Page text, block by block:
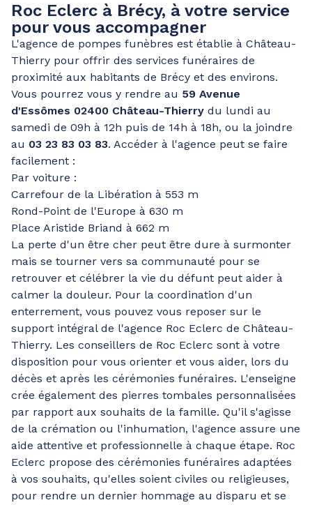
Roc Eclerc à Brécy, à votre service
pour vous accompagner
L'agence de pompes funèbres est établie à Château-
Thierry pour offrir des services funéraires de
proximité aux habitants de Brécy et des environs.
Vous pourrez vous y rendre au 59 Avenue
d'Essômes 02400 Château-Thierry du lundi au
samedi de 09h à 12h puis de 14h à 18h, ou la joindre
au 03 23 83 03 83. Accéder à l'agence peut se faire
facilement :
Par voiture :
Carrefour de la Libération à 553 m
Rond-Point de l'Europe à 630 m
Place Aristide Briand à 662 m
La perte d'un être cher peut être dure à surmonter
mais se tourner vers sa communauté pour se
retrouver et célébrer la vie du défunt peut aider à
calmer la douleur. Pour la coordination d'un
enterrement, vous pouvez vous reposer sur le
support intégral de l'agence Roc Eclerc de Château-
Thierry. Les conseillers de Roc Eclerc sont à votre
disposition pour vous orienter et vous aider, lors du
décès et après les cérémonies funéraires. L'enseigne
crée également des pierres tombales personnalisées
par rapport aux souhaits de la famille. Qu'il s'agisse
de la crémation ou l'inhumation, l'agence assure une
aide attentive et professionnelle à chaque étape. Roc
Eclerc propose des cérémonies funéraires adaptées
à vos souhaits, qu'elles soient civiles ou religieuses,
pour rendre un dernier hommage au disparu et se